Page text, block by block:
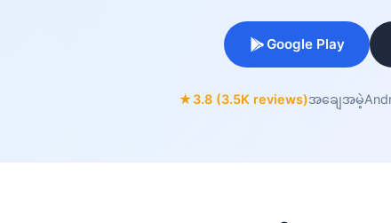
Google Play
★3.8 (3.5K reviews)အချေအမဲ့